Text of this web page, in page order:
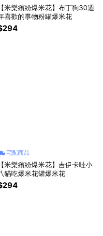
【米樂繽紛爆米花】布丁狗30週
喜歡的事物粉罐爆米花
宅配商品
【米樂繽紛爆米花】吉伊卡哇小
貓吃爆米花罐爆米花